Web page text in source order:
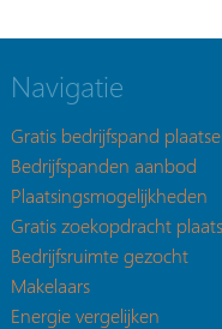
Navigatie
Gratis bedrijfspand
Bedrijfspanden aanbod
Plaatsingsmogelijkheden
Gratis zoekopdracht
Bedrijfsruimte gezocht
Makelaars
Energie vergelijken